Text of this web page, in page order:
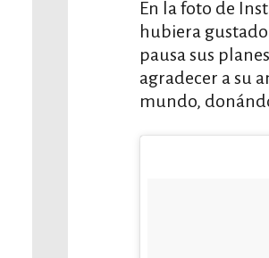
En la foto de
hubiera
pausa sus
agradecer a su
mundo,